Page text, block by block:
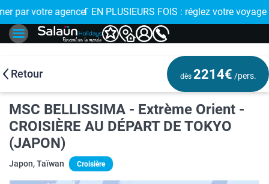
proximité
EN PLUSIEURS FOIS : réglez votre voyage en 4x avec FLOA >
Retour dès 2214€ /pers.
MSC BELLISSIMA - Extrème Orient -
CROISIÈRE AU DÉPART DE TOKYO
(JAPON)
Japon, Taïwan Croisière